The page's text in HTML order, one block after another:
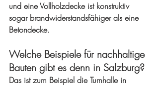
und eine Vollholzdecke ist konstruktiv
sogar brandwiderstandsfähiger als eine
Betondecke.
Welche Beispiele für nachhaltige
Bauten gibt es denn in Salzburg?
Das ist zum Beispiel die Turnhalle in